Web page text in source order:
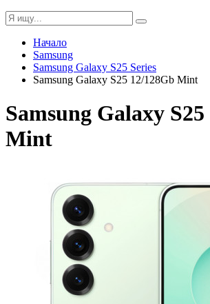
Начало
Samsung
Samsung Galaxy S25 Series
Samsung Galaxy S25 12/128Gb Mint
Samsung Galaxy
Mint